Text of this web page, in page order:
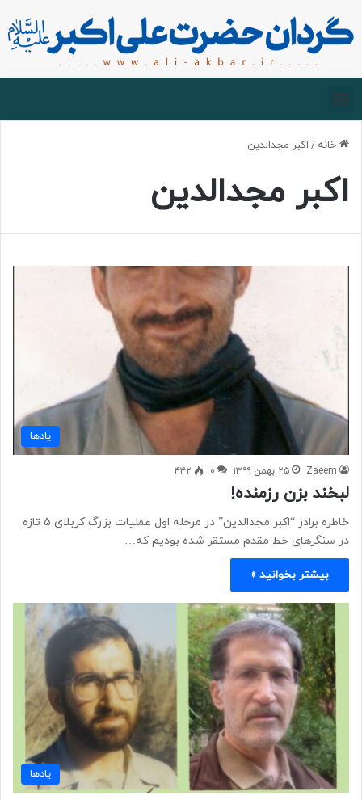
خانه / اکبر مجدالدین
اکبر مجدالدین
یادها
Zaeem ۲۵ بهمن ۱۳۹۹ ۰ ۴۴۲
لبخند بزن رزمنده!
خاطره برادر “اکبر مجدالدین” در مرحله اول عملیات بزرگ کربلای ۵ تازه
در سنگرهای خط مقدم مستقر شده بودیم که…
بیشتر بخوانید »
یادها